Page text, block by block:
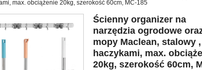
max. obciążenie 20kg, szerokość 60cm, MC-185
Ścienny organizer na
narzędzia ogrodowe
mopy Maclean, stalowy
haczykami, max.
20kg, szerokość 60cm,